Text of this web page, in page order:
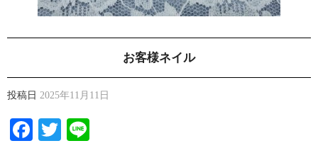
お客様ネイル
投稿日 2025年11月11日
Facebook
Twitter